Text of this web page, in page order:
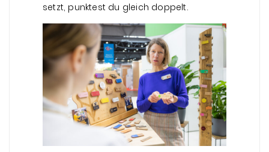
setzt, punktest du gleich doppelt.